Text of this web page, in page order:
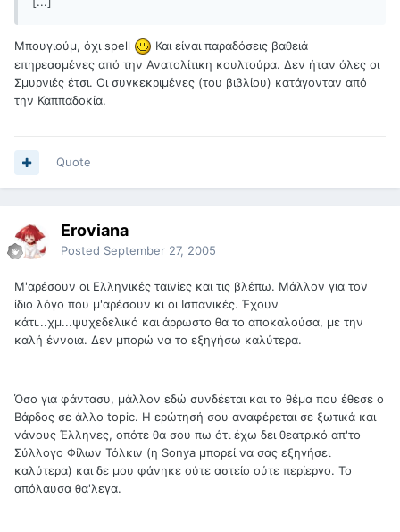
Μπουγιούμ, όχι spell
Και είναι παραδόσεις βαθειά
επηρεασμένες από την Ανατολίτικη κουλτούρα. Δεν ήταν όλες οι
Σμυρνιές έτσι. Οι συγκεκριμένες (του βιβλίου) κατάγονταν από
την Καππαδοκία.
Quote
Eroviana
Posted September 27, 2005
Μ'αρέσουν οι Ελληνικές ταινίες και τις βλέπω. Μάλλον για τον
ίδιο λόγο που μ'αρέσουν κι οι Ισπανικές. Έχουν
κάτι...χμ...ψυχεδελικό και άρρωστο θα το αποκαλούσα, με την
καλή έννοια. Δεν μπορώ να το εξηγήσω καλύτερα.
Όσο για φάντασυ, μάλλον εδώ συνδέεται και το θέμα που έθεσε ο
Βάρδος σε άλλο topic. Η ερώτησή σου αναφέρεται σε ξωτικά και
νάνους Έλληνες, οπότε θα σου πω ότι έχω δει θεατρικό απ'το
Σύλλογο Φίλων Τόλκιν (η Sonya μπορεί να σας εξηγήσει
καλύτερα) και δε μου φάνηκε ούτε αστείο ούτε περίεργο. Το
απόλαυσα θα'λεγα.